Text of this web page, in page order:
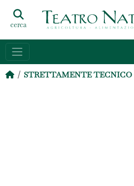
cerca
STRETTAMENTE TECNICO